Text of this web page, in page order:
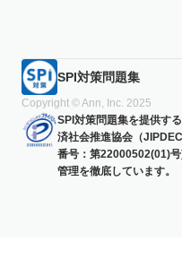
SPI対策問題集
Copyright © Ann, Inc. 2025
SPI対策問題集を提供す
済社会推進協会（
番号：第22000502(01)
管理を徹底しています。